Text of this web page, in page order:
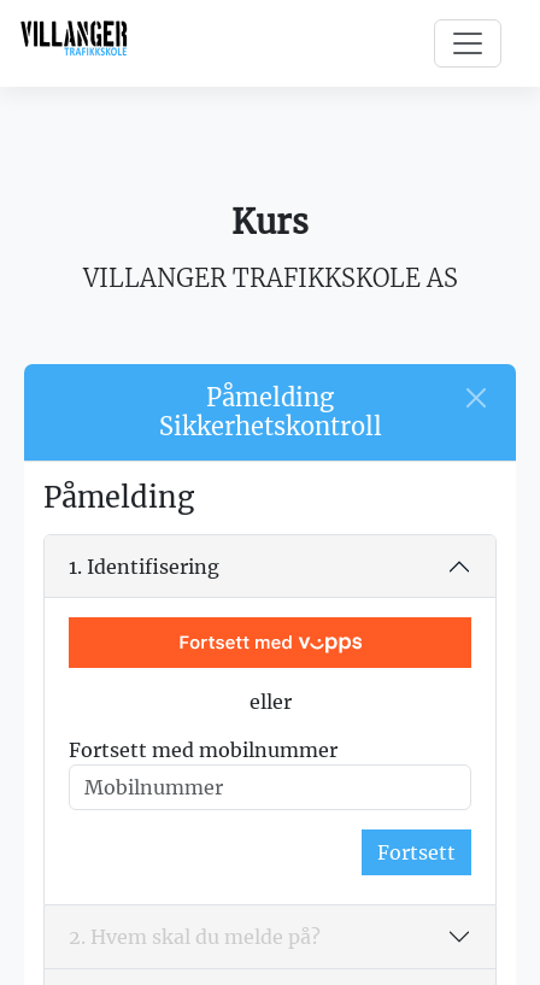
Kurs
VILLANGER TRAFIKKSKOLE AS
Påmelding
Sikkerhetskontroll
Påmelding
1. Identifisering
eller
Fortsett med mobilnummer
Fortsett
2. Hvem skal du melde på?